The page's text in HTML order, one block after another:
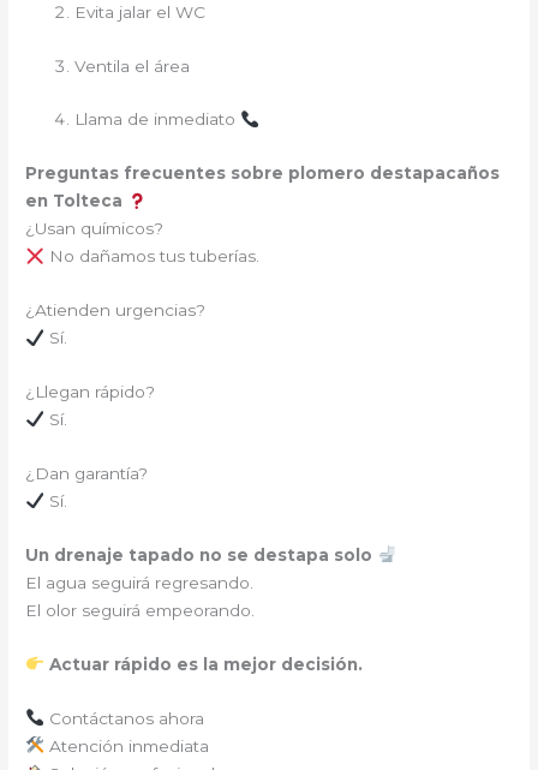
Evita jalar el WC
Ventila el área
Llama de inmediato
Preguntas frecuentes sobre plomero destapacaños
en Tolteca
¿Usan químicos?
No dañamos tus tuberías.
¿Atienden urgencias?
Sí.
¿Llegan rápido?
Sí.
¿Dan garantía?
Sí.
Un drenaje tapado no se destapa solo
El agua seguirá regresando.
El olor seguirá empeorando.
Actuar rápido es la mejor decisión.
Contáctanos ahora
Atención inmediata